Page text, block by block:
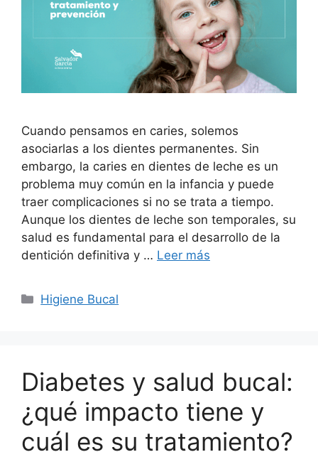
Cuando pensamos en caries, solemos
asociarlas a los dientes permanentes. Sin
embargo, la caries en dientes de leche es un
problema muy común en la infancia y puede
traer complicaciones si no se trata a tiempo.
Aunque los dientes de leche son temporales, su
salud es fundamental para el desarrollo de la
dentición definitiva y … Leer más
Higiene Bucal
Diabetes y salud bucal:
¿qué impacto tiene y
cuál es su tratamiento?